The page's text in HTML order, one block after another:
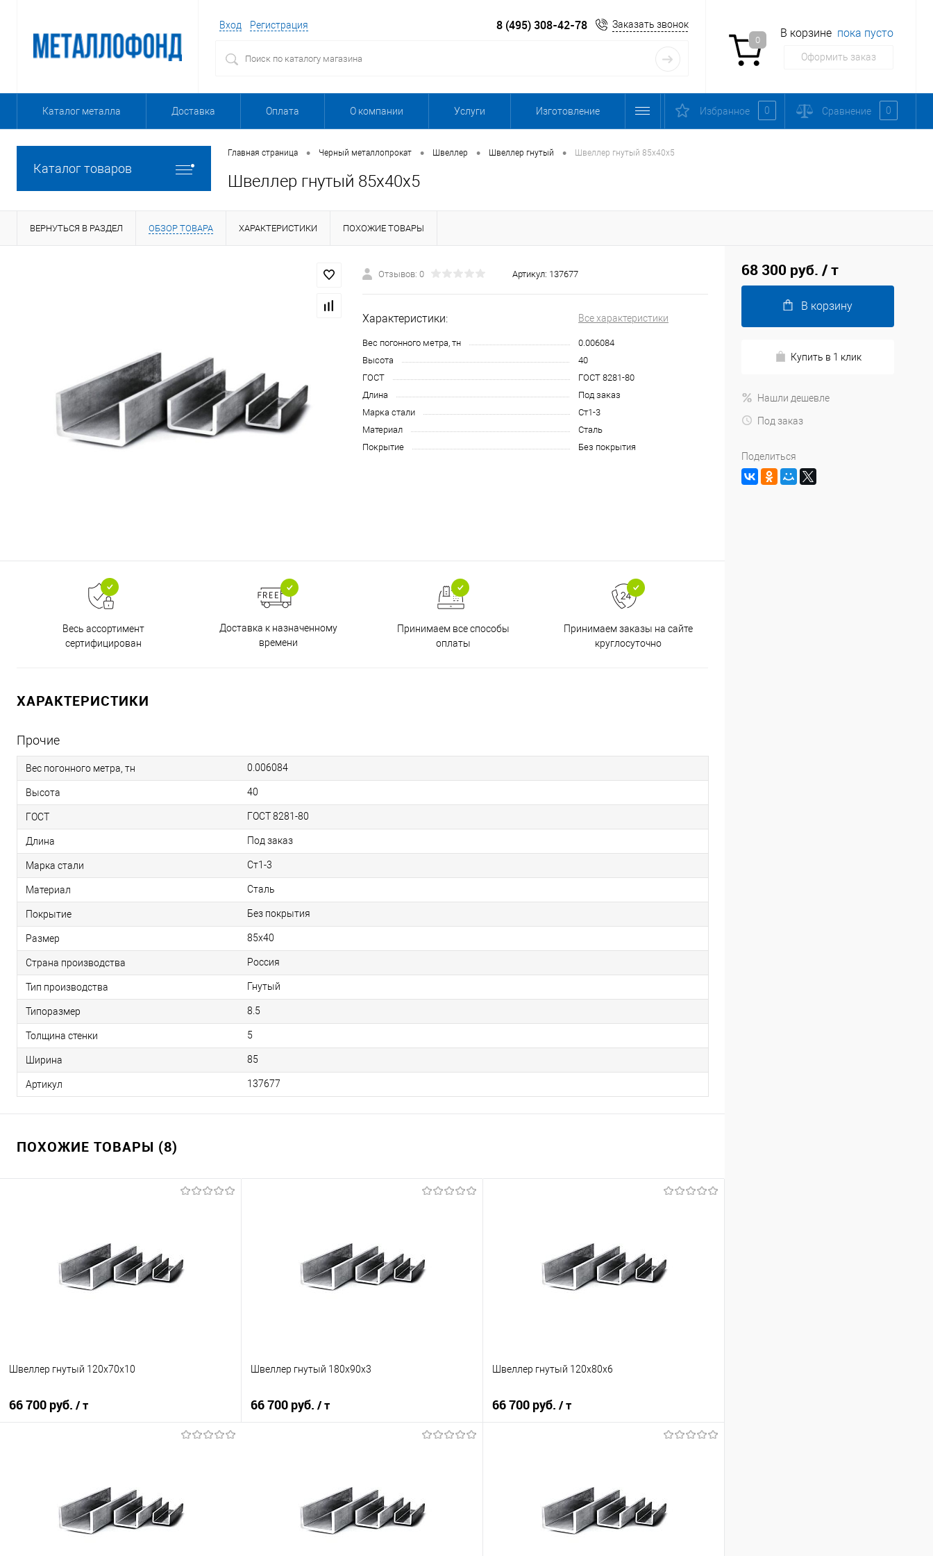
Вход Регистрация 8 (495) 308-42-78 Заказать звонок
0
В корзине пока пусто
Оформить заказ
Каталог металла Доставка Оплата О компании Услуги Изготовление Избранное 0 Сравнение 0
Каталог товаров
Главная страница • Черный металлопрокат • Швеллер • Швеллер гнутый • Швеллер гнутый 85х40х5
Швеллер гнутый 85х40х5
ВЕРНУТЬСЯ В РАЗДЕЛ ОБЗОР ТОВАРА ХАРАКТЕРИСТИКИ ПОХОЖИЕ ТОВАРЫ
Отзывов: 0 Артикул: 137677
Характеристики: Все характеристики
Вес погонного метра, тн
0.006084
Высота
40
ГОСТ
ГОСТ 8281-80
Длина
Под заказ
Марка стали
Ст1-3
Материал
Сталь
Покрытие
Без покрытия
Весь ассортимент
сертифицирован
Доставка к назначенному
времени
Принимаем все способы
оплаты
Принимаем заказы на сайте
круглосуточно
ХАРАКТЕРИСТИКИ
Прочие
Вес погонного метра, тн 0.006084
Высота 40
ГОСТ ГОСТ 8281-80
Длина Под заказ
Марка стали Ст1-3
Материал Сталь
Покрытие Без покрытия
Размер 85х40
Страна производства Россия
Тип производства Гнутый
Типоразмер 8.5
Толщина стенки 5
Ширина 85
Артикул 137677
ПОХОЖИЕ ТОВАРЫ (8)
Швеллер гнутый 120х70х10
66 700 руб. / т
Купить в 1 клик
Сравнение
В избранное
Под заказ
Швеллер гнутый 180х90х3
66 700 руб. / т
Купить в 1 клик
Сравнение
В избранное
Под заказ
Швеллер гнутый 120х80х6
66 700 руб. / т
Купить в 1 клик
Сравнение
В избранное
Под заказ
68 300 руб. / т
В корзину
Купить в 1 клик
Нашли дешевле
Под заказ
Поделиться